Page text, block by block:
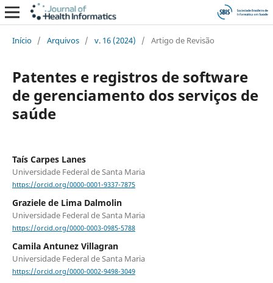
Início / Arquivos / v. 16 (2024) / Artigo de Revisão
Patentes e registros de software
de gerenciamento dos serviços de
saúde
Taís Carpes Lanes
Universidade Federal de Santa Maria
https://orcid.org/0000-0001-9337-7875
Graziele de Lima Dalmolin
Universidade Federal de Santa Maria
https://orcid.org/0000-0003-0985-5788
Camila Antunez Villagran
Universidade Federal de Santa Maria
https://orcid.org/0000-0002-9498-3049